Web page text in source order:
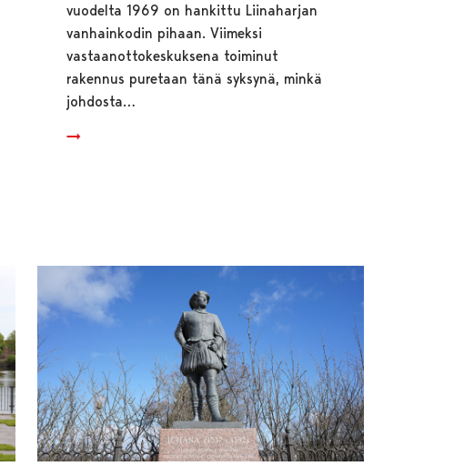
vuodelta 1969 on hankittu Liinaharjan
vanhainkodin pihaan. Viimeksi
vastaanottokeskuksena toiminut
rakennus puretaan tänä syksynä, minkä
johdosta…